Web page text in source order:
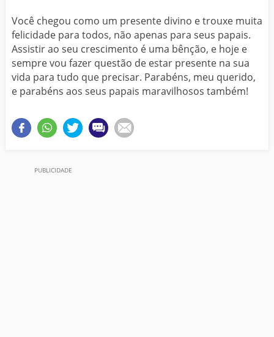
Você chegou como um presente divino e trouxe muita
felicidade para todos, não apenas para seus papais.
Assistir ao seu crescimento é uma bênção, e hoje e
sempre vou fazer questão de estar presente na sua
vida para tudo que precisar. Parabéns, meu querido,
e parabéns aos seus papais maravilhosos também!